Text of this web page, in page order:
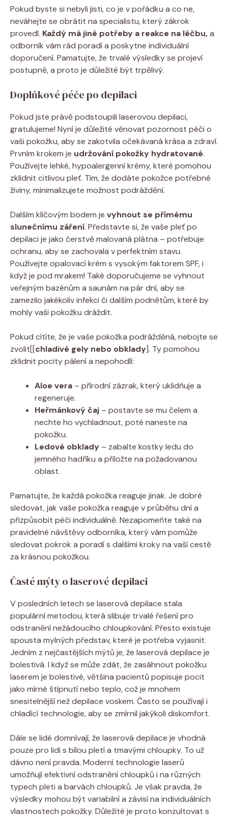
Pokud byste si nebyli jisti, co je v pořádku a co ne,
neváhejte se obrátit na specialistu, který zákrok
provedl. Každý má jiné potřeby a reakce na léčbu,a
odborník vám rád poradí a poskytne individuální
doporučení. Pamatujte, že trvalé výsledky se projeví
postupně, a proto je důležité být trpělivý.
Doplňkové péče po depilaci
Pokud jste právě podstoupili laserovou depilaci,
gratulujeme! Nyní je důležité věnovat pozornost péči o
vaši pokožku, aby se zakotvila očekávaná krása a zdraví.
Prvním krokem je udržování pokožky hydratované.
Používejte lehké, hypoalergenní krémy, které pomohou
zklidnit citlivou pleť. Tím, že dodáte pokožce potřebné
živiny, minimalizujete možnost podráždění.
Dalším klíčovým bodem je vyhnout se přímému
slunečnímu záření. Představte si, že vaše pleť po
depilaci je jako čerstvě malovaná plátna – potřebuje
ochranu, aby se zachovala v perfektním stavu.
Používejte opalovací krém s vysokým faktorem SPF, i
když je pod mrakem! Také doporučujeme se vyhnout
veřejným bazénům a saunám na pár dní, aby se
zamezilo jakékoliv infekci či dalším podnětům, které by
mohly vaši pokožku dráždit.
Pokud cítíte, že je vaše pokožka podrážděná, nebojte se
zvolit[[chladivé gely nebo obklady]. Ty pomohou
zklidnit pocity pálení a nepohodlí:
Aloe vera – přírodní zázrak, který uklidňuje a
regeneruje.
Heřmánkový čaj – postavte se mu čelem a
nechte ho vychladnout, poté naneste na
pokožku.
Ledové obklady – zabalte kostky ledu do
jemného hadříku a přiložte na požadovanou
oblast.
Pamatujte, že každá pokožka reaguje jinak. Je dobré
sledovat, jak vaše pokožka reaguje v průběhu dní a
přizpůsobit péči individuálně. Nezapomeňte také na
pravidelné návštěvy odborníka, který vám pomůže
sledovat pokrok a poradí s dalšími kroky na vaší cestě
za krásnou pokožkou.
Časté mýty o laserové depilaci
V posledních letech se laserová depilace stala
populární metodou, která slibuje trvalé řešení pro
odstranění nežádoucího chloupkování. Přesto existuje
spousta mylných představ, které je potřeba vyjasnit.
Jedním z nejčastějších mýtů je, že laserová depilace je
bolestivá. I když se může zdát, že zasáhnout pokožku
laserem je bolestivé, většina pacientů popisuje pocit
jako mírné štípnutí nebo teplo, což je mnohem
snesitelnější než depilace voskem. Často se používají i
chladící technologie, aby se zmírnil jakýkoli diskomfort.
Dále se lidé domnívají, že laserová depilace je vhodná
pouze pro lidi s bílou pletí a tmavými chloupky. To už
dávno není pravda. Moderní technologie laserů
umožňují efektivní odstranění chloupků i na různých
typech pleti a barvách chloupků. Je však pravda, že
výsledky mohou být variabilní a závisí na individuálních
vlastnostech pokožky. Důležité je proto konzultovat s